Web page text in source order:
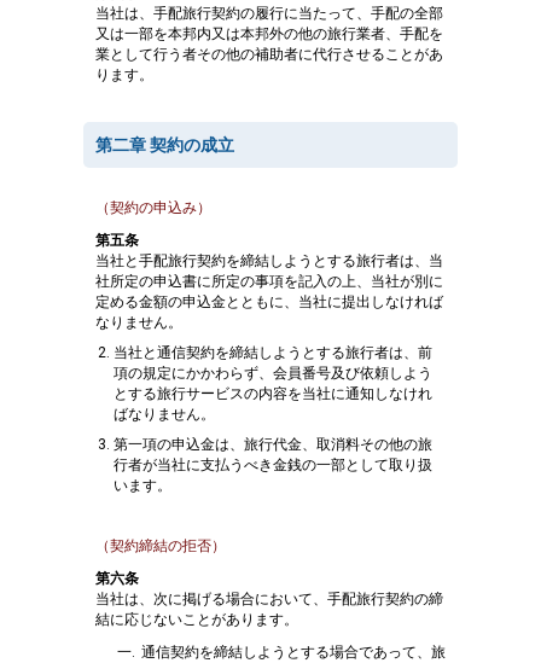
当社は、手配旅行契約の履行に当たって、手配の全部
又は一部を本邦内又は本邦外の他の旅行業者、手配を
業として行う者その他の補助者に代行させることがあ
ります。
第二章 契約の成立
（契約の申込み）
第五条
当社と手配旅行契約を締結しようとする旅行者は、当
社所定の申込書に所定の事項を記入の上、当社が別に
定める金額の申込金とともに、当社に提出しなければ
なりません。
当社と通信契約を締結しようとする旅行者は、前
項の規定にかかわらず、会員番号及び依頼しよう
とする旅行サービスの内容を当社に通知しなけれ
ばなりません。
第一項の申込金は、旅行代金、取消料その他の旅
行者が当社に支払うべき金銭の一部として取り扱
います。
（契約締結の拒否）
第六条
当社は、次に掲げる場合において、手配旅行契約の締
結に応じないことがあります。
通信契約を締結しようとする場合であって、旅